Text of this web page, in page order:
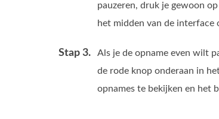
pauzeren, druk je gewoon
het midden van de interface
Stap 3.
Als je de opname even wilt
de rode knop onderaan in
opnames te bekijken en het